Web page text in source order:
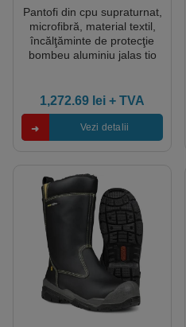
Pantofi din cpu supraturnat,
microfibră, material textil,
încălţăminte de protecţie
bombeu aluminiu jalas tio
negru,galben
1,272.69 lei + TVA
Vezi detalii